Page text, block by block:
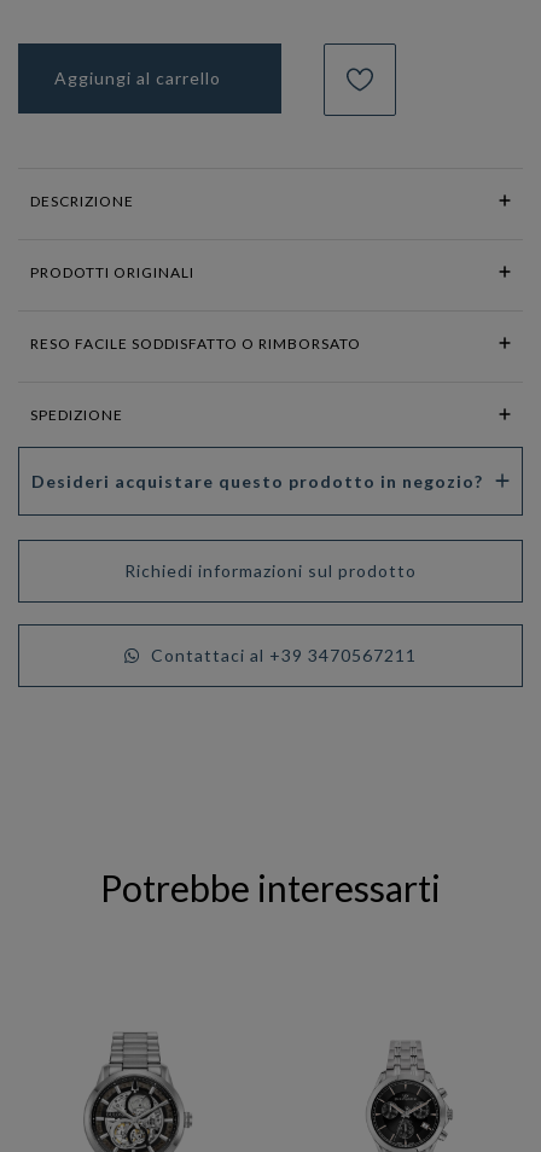
Aggiungi al carrello
DESCRIZIONE
PRODOTTI ORIGINALI
RESO FACILE SODDISFATTO O RIMBORSATO
SPEDIZIONE
Desideri acquistare questo prodotto in negozio?
Richiedi informazioni sul prodotto
Contattaci al +39 3470567211
Potrebbe interessarti